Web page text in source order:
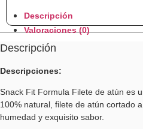
Descripción
Valoraciones (0)
Descripción
Descripciones:
Snack Fit Formula Filete de atún es
100% natural, filete de atún cortado
humedad y exquisito sabor.